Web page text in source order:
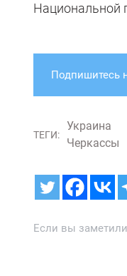
Национальной
Подпишитесь
ТЕГИ:
Украина
Черкассы
Если вы